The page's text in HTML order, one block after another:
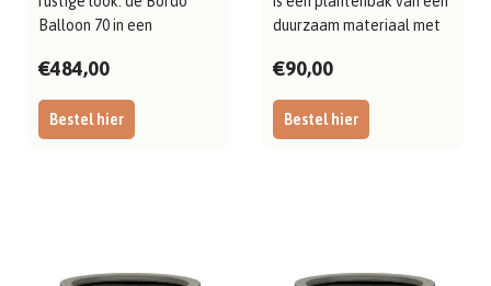
Balloon 70 in een
Bestel hier
€484,00
duurzaam materiaal met
Bestel hier
€90,00